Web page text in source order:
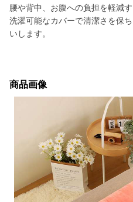
腰や背中、お腹への負担を軽減
洗濯可能なカバーで清潔さを保
いします。
商品画像